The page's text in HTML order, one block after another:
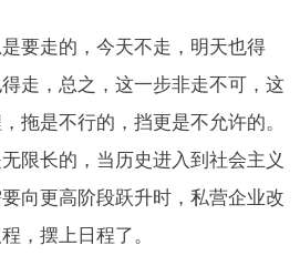
要走的，今天不走，明天也得
走，总之，这一步非走不可，这
拖是不行的，挡更是不允许的。
限长的，当历史进入到社会主义
向更高阶段跃升时，私营企业改
，摆上日程了。